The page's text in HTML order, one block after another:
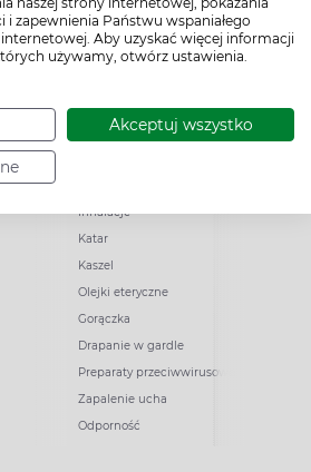
zapewnienia Państwu wspaniałego
Aby uzyskać więcej informacji
używamy, otwórz ustawienia.
Akceptuj wszystko
Przeziębienie i grypa
Inhalacje
Katar
Kaszel
Olejki eteryczne
Gorączka
Drapanie w gardle
Preparaty przeciwwirusowe
Zapalenie ucha
Odporność